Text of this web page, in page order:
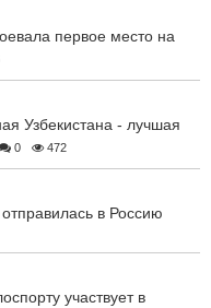
первое место на
Узбекистана - лучшая
0 472
в Россию
участвует в